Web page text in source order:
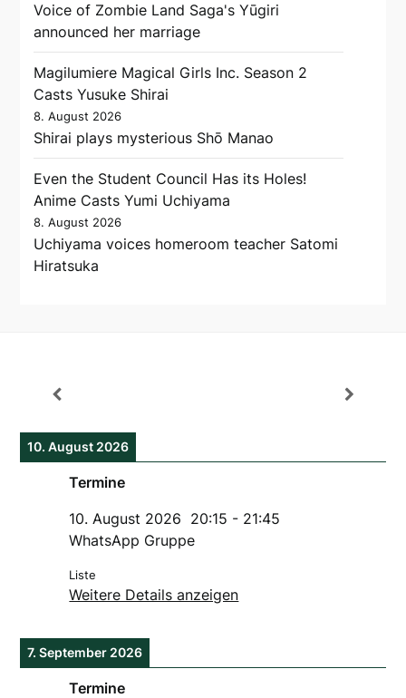
Voice of Zombie Land Saga's Yūgiri
announced her marriage
Magilumiere Magical Girls Inc. Season 2
Casts Yusuke Shirai
8. August 2026
Shirai plays mysterious Shō Manao
Even the Student Council Has its Holes!
Anime Casts Yumi Uchiyama
8. August 2026
Uchiyama voices homeroom teacher Satomi
Hiratsuka
10. August 2026
Termine
10. August 2026 20:15 - 21:45
WhatsApp Gruppe
Liste
Weitere Details anzeigen
7. September 2026
Termine